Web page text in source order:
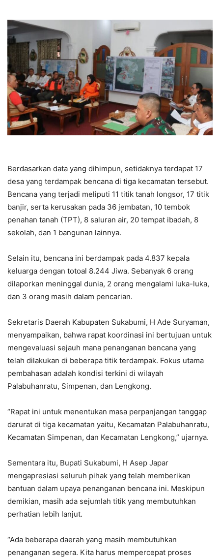
Berdasarkan data yang dihimpun, setidaknya terdapat 17
desa yang terdampak bencana di tiga kecamatan tersebut.
Bencana yang terjadi meliputi 11 titik tanah longsor, 17 titik
banjir, serta kerusakan pada 36 jembatan, 10 tembok
penahan tanah (TPT), 8 saluran air, 20 tempat ibadah, 8
sekolah, dan 1 bangunan lainnya.
Selain itu, bencana ini berdampak pada 4.837 kepala
keluarga dengan totoal 8.244 Jiwa. Sebanyak 6 orang
dilaporkan meninggal dunia, 2 orang mengalami luka-luka,
dan 3 orang masih dalam pencarian.
Sekretaris Daerah Kabupaten Sukabumi, H Ade Suryaman,
menyampaikan, bahwa rapat koordinasi ini bertujuan untuk
mengevaluasi sejauh mana penanganan bencana yang
telah dilakukan di beberapa titik terdampak. Fokus utama
pembahasan adalah kondisi terkini di wilayah
Palabuhanratu, Simpenan, dan Lengkong.
“Rapat ini untuk menentukan masa perpanjangan tanggap
darurat di tiga kecamatan yaitu, Kecamatan Palabuhanratu,
Kecamatan Simpenan, dan Kecamatan Lengkong,” ujarnya.
Sementara itu, Bupati Sukabumi, H Asep Japar
mengapresiasi seluruh pihak yang telah memberikan
bantuan dalam upaya penanganan bencana ini. Meskipun
demikian, masih ada sejumlah titik yang membutuhkan
perhatian lebih lanjut.
“Ada beberapa daerah yang masih membutuhkan
penanganan segera. Kita harus mempercepat proses